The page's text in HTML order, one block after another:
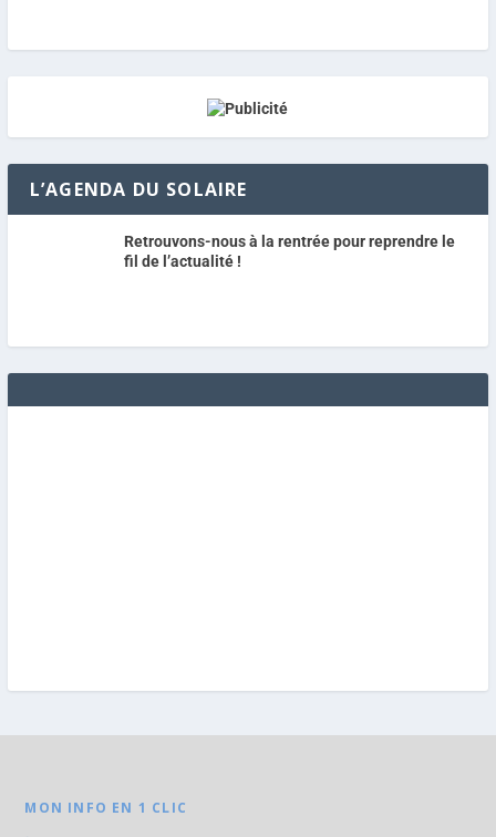
L’AGENDA DU SOLAIRE
Retrouvons-nous à la rentrée pour reprendre le
fil de l’actualité !
MON INFO EN 1 CLIC